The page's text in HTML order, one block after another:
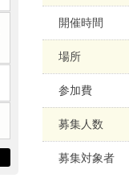
開催時間
場所
参加費
募集人数
募集対象者